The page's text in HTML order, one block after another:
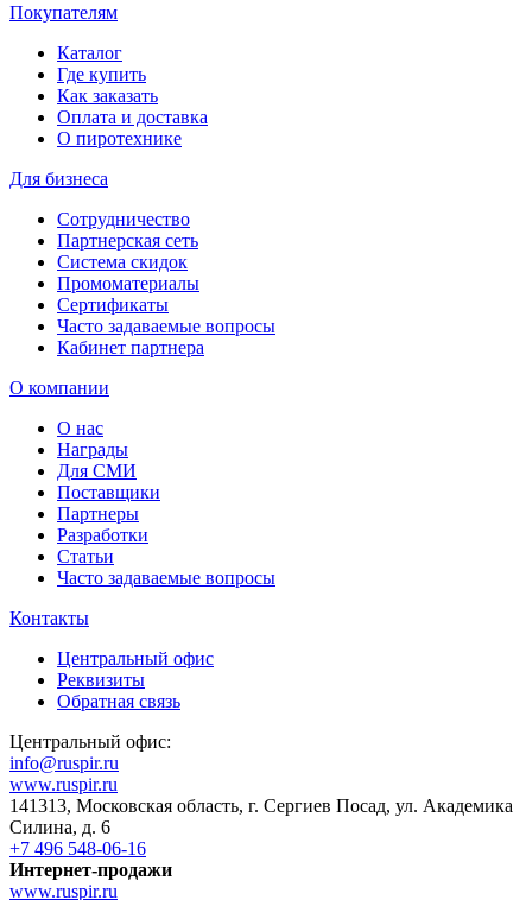
Покупателям
Каталог
Где купить
Как заказать
Оплата и доставка
О пиротехнике
Для бизнеса
Сотрудничество
Партнерская сеть
Система скидок
Промоматериалы
Сертификаты
Часто задаваемые вопросы
Кабинет партнера
О компании
О нас
Награды
Для СМИ
Поставщики
Партнеры
Разработки
Статьи
Часто задаваемые вопросы
Контакты
Центральный офис
Реквизиты
Обратная связь
Центральный офис:
info@ruspir.ru
www.ruspir.ru
141313, Московская область, г. Сергиев Посад, ул. Академика
Силина, д. 6
+7 496 548-06-16
Интернет-продажи
www.ruspir.ru